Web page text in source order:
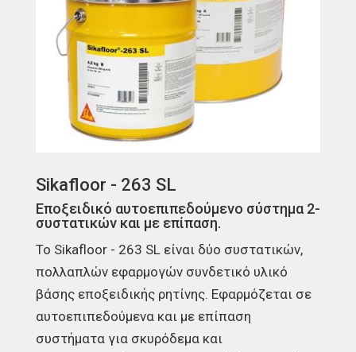
Sikafloor - 263 SL
Εποξειδικό αυτοεπιπεδούμενο σύστημα 2-
συστατικών και με επίπαση.
Το Sikafloor - 263 SL είναι δύο συστατικών,
πολλαπλών εφαρμογών συνδετικό υλικό
βάσης εποξειδικής ρητίνης. Εφαρμόζεται σε
αυτοεπιπεδούμενα και με επίπαση
συστήματα για σκυρόδεμα και